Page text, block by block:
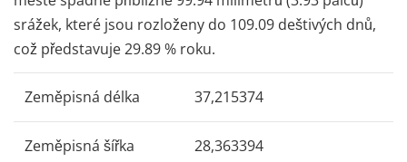
srážek, které jsou rozloženy do 109.09 deštivých dnů,
což představuje 29.89 % roku.
Zeměpisná délka 37,215374
Zeměpisná šířka 28,363394